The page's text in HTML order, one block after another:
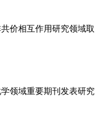
价相互作用研究领域取
领域重要期刊发表研究